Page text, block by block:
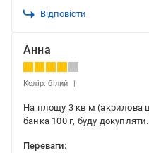
Відповісти
Анна
Колір: білий
На площу 3 кв м (акрилова
банка 100 г, буду
Переваги: